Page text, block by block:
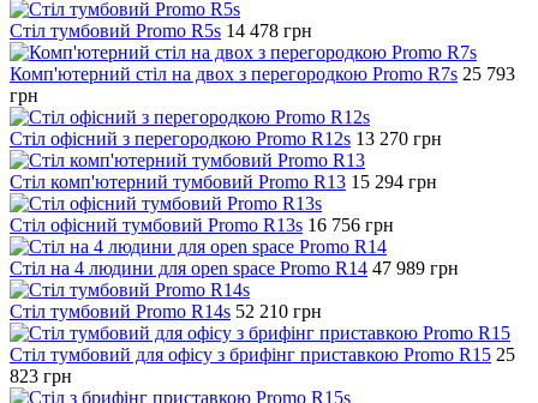
Стіл тумбовий Promo R5s 14 478 грн
Комп'ютерний стіл на двох з перегородкою Promo R7s 25 793
грн
Стіл офісний з перегородкою Promo R12s 13 270 грн
Стіл комп'ютерний тумбовий Promo R13 15 294 грн
Стіл офісний тумбовий Promo R13s 16 756 грн
Стіл на 4 людини для open space Promo R14 47 989 грн
Стіл тумбовий Promo R14s 52 210 грн
Стіл тумбовий для офісу з брифінг приставкою Promo R15 25
823 грн